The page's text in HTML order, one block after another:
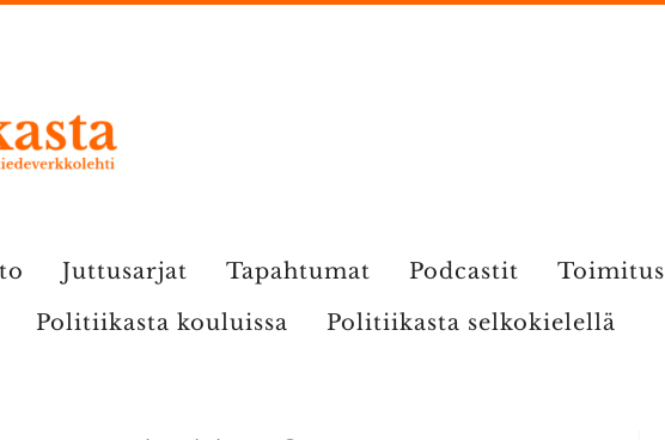
Juttusarjat Tapahtumat Podcastit Toimitus
Politiikasta kouluissa Politiikasta selkokielellä